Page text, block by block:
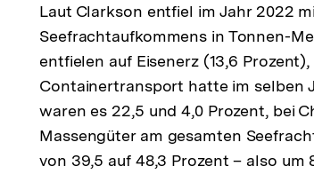
Laut Clarkson entfiel im Jahr 2022
Seefrachtaufkommens in Tonnen-
entfielen auf Eisenerz (13,6
Containertransport hatte im selben
waren es 22,5 und 4,0 Prozent, bei
Massengüter am gesamten
von 39,5 auf 48,3 Prozent – also um